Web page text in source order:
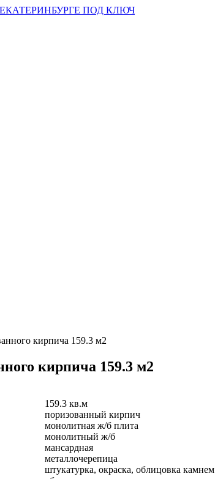
ПОД КЛЮЧ
кирпича 159.3 м2
кирпича 159.3 м2
159.3 кв.м
поризованный кирпич
монолитная ж/б плита
монолитный ж/б
мансардная
металлочерепица
штукатурка, окраска, облицовка камнем